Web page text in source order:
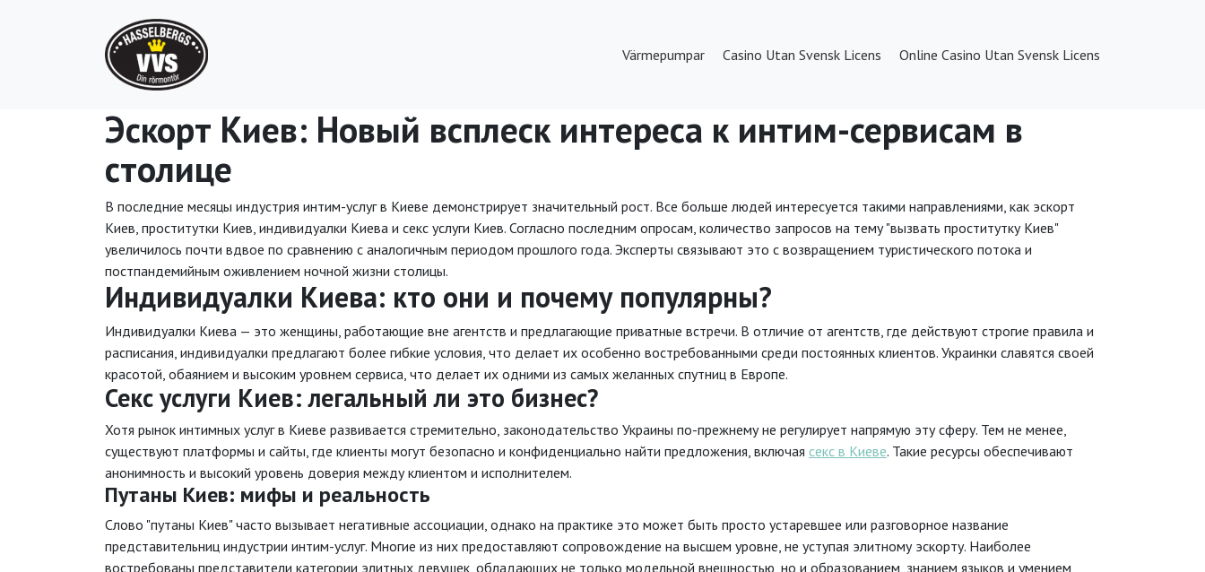
Värmepumpar Casino Utan Svensk Licens Online Casino Utan Svensk Licens
Эскорт Киев: Новый всплеск интереса к интим-сервисам в
столице
В последние месяцы индустрия интим-услуг в Киеве демонстрирует значительный рост. Все больше людей интересуется такими направлениями, как эскорт
Киев, проститутки Киев, индивидуалки Киева и секс услуги Киев. Согласно последним опросам, количество запросов на тему "вызвать проститутку Киев"
увеличилось почти вдвое по сравнению с аналогичным периодом прошлого года. Эксперты связывают это с возвращением туристического потока и
постпандемийным оживлением ночной жизни столицы.
Индивидуалки Киева: кто они и почему популярны?
Индивидуалки Киева — это женщины, работающие вне агентств и предлагающие приватные встречи. В отличие от агентств, где действуют строгие правила и
расписания, индивидуалки предлагают более гибкие условия, что делает их особенно востребованными среди постоянных клиентов. Украинки славятся своей
красотой, обаянием и высоким уровнем сервиса, что делает их одними из самых желанных спутниц в Европе.
Секс услуги Киев: легальный ли это бизнес?
Хотя рынок интимных услуг в Киеве развивается стремительно, законодательство Украины по-прежнему не регулирует напрямую эту сферу. Тем не менее,
существуют платформы и сайты, где клиенты могут безопасно и конфиденциально найти предложения, включая секс в Киеве. Такие ресурсы обеспечивают
анонимность и высокий уровень доверия между клиентом и исполнителем.
Путаны Киев: мифы и реальность
Слово "путаны Киев" часто вызывает негативные ассоциации, однако на практике это может быть просто устаревшее или разговорное название
представительниц индустрии интим-услуг. Многие из них предоставляют сопровождение на высшем уровне, не уступая элитному эскорту. Наиболее
востребованы представители категории элитных девушек, обладающих не только модельной внешностью, но и образованием, знанием языков и умением